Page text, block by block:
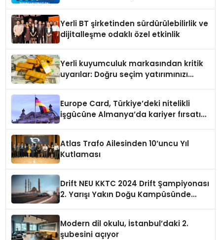
Yerli BT şirketinden sürdürülebilirlik ve
dijitalleşme odaklı özel etkinlik
Yerli kuyumculuk markasından kritik
uyarılar: Doğru seçim yatırımınızı
Europe Card, Türkiye’deki nitelikli
işgücüne Almanya’da kariyer fırsatı
Atlas Trafo Ailesinden 10’uncu Yıl
Kutlaması
Drift NEU KKTC 2024 Drift Şampiyonası
2. Yarışı Yakın Doğu Kampüsünde
Modern dil okulu, İstanbul’daki 2.
şubesini açıyor